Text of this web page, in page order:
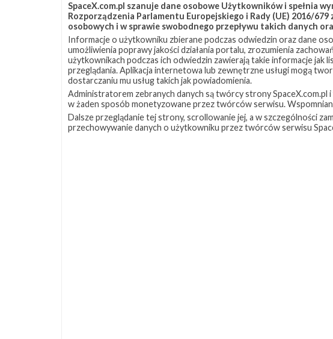
SpaceX.com.pl szanuje dane osobowe Użytkowników i spełnia
Rozporządzenia Parlamentu Europejskiego i Rady (UE) 2016/
osobowych i w sprawie swobodnego przepływu takich danych
Informacje o użytkowniku zbierane podczas odwiedzin oraz dane
umożliwienia poprawy jakości działania portalu, zrozumienia
użytkownikach podczas ich odwiedzin zawierają takie informacje
przeglądania. Aplikacja internetowa lub zewnętrzne usługi mogą
dostarczaniu mu usług takich jak powiadomienia.
Administratorem zebranych danych są twórcy strony SpaceX.com.pl
w żaden sposób monetyzowane przez twórców serwisu.
Dalsze przeglądanie tej strony, scrollowanie jej, a w szczególności
przechowywanie danych o użytkowniku przez twórców serwisu